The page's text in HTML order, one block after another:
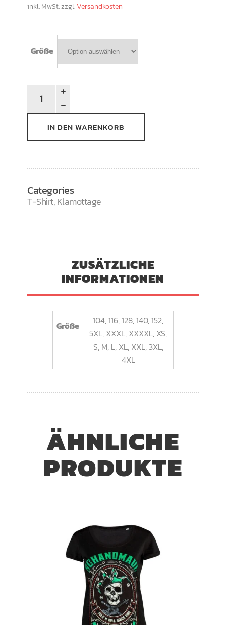
inkl. MwSt.zzgl.Versandkosten
Größe
Ranken
T-
quantity
IN DEN WARENKORB
Categories
T-Shirt,Klamottage
ZUSÄTZLICHE
INFORMATIONEN
Größe
104, 116, 128, 140, 152,
5XL, XXXL, XXXXL, XS,
S, M, L, XL, XXL, 3XL,
4XL
ÄHNLICHE
PRODUKTE